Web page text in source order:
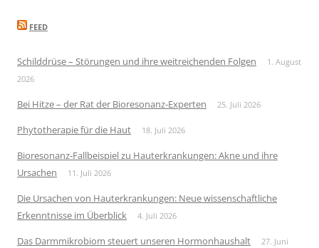
FEED
Schilddrüse – Störungen und ihre weitreichenden Folgen
1. August
2026
Bei Hitze – der Rat der Bioresonanz-Experten 25. Juli 2026
Phytotherapie für die Haut 18. Juli 2026
Bioresonanz-Fallbeispiel zu Hauterkrankungen: Akne und ihre
Ursachen
11. Juli 2026
Die Ursachen von Hauterkrankungen: Neue wissenschaftliche
Erkenntnisse im Überblick
4. Juli 2026
Das Darmmikrobiom steuert unseren Hormonhaushalt
27. Juni